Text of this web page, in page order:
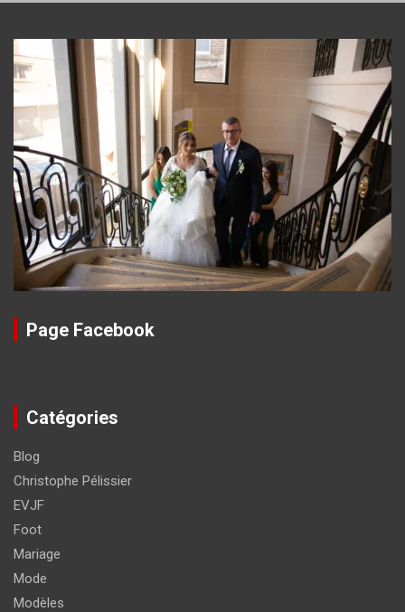
Page Facebook
Catégories
Blog
Christophe Pélissier
EVJF
Foot
Mariage
Mode
Modèles